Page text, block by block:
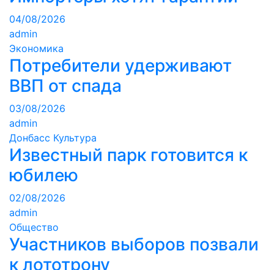
04/08/2026
admin
Экономика
Потребители удерживают
ВВП от спада
03/08/2026
admin
Донбасс Культура
Известный парк готовится к
юбилею
02/08/2026
admin
Общество
Участников выборов позвали
к лототрону